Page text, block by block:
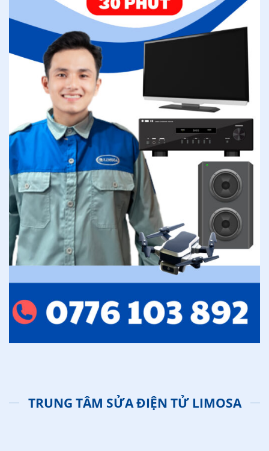
TRUNG TÂM SỬA ĐIỆN TỬ LIMOSA